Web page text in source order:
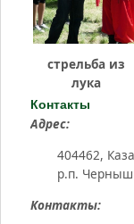
стрельба из
лука
Контакты
Адрес:
404462,
р.п.
Контакты: